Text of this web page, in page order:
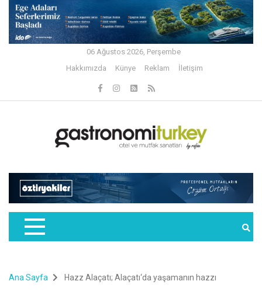
06 Ağustos 2026, Perşembe
Hakkımızda
Künye Reklam İletişim
Ana Sayfa Hazz Alaçatı; Alaçatı‘da yaşamanın hazzı